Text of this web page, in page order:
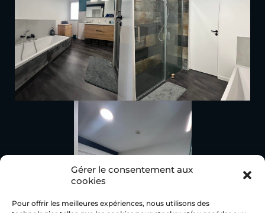
Gérer le consentement aux
cookies
Pour offrir les meilleures expériences, nous utilisons des